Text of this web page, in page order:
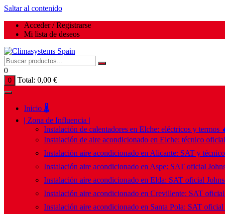
Saltar al contenido
Acceder / Registrarse
Mi lista de deseos
0
0 Total: 0,00 €
Inicio 🌡️
| Zona de Influencia |
Instalación de calentadores en Elche: eléctricos y termos
Instalación de aire acondicionado en Elche: técnico
Instalación aire acondicionado en Alicante: SAT y
Instalación aire acondicionado en Aspe: SAT oficial
Instalación aire acondicionado en Elda: SAT oficial
Instalación aire acondicionado en Crevillente: SAT
Instalación aire acondicionado en Santa Pola: SAT